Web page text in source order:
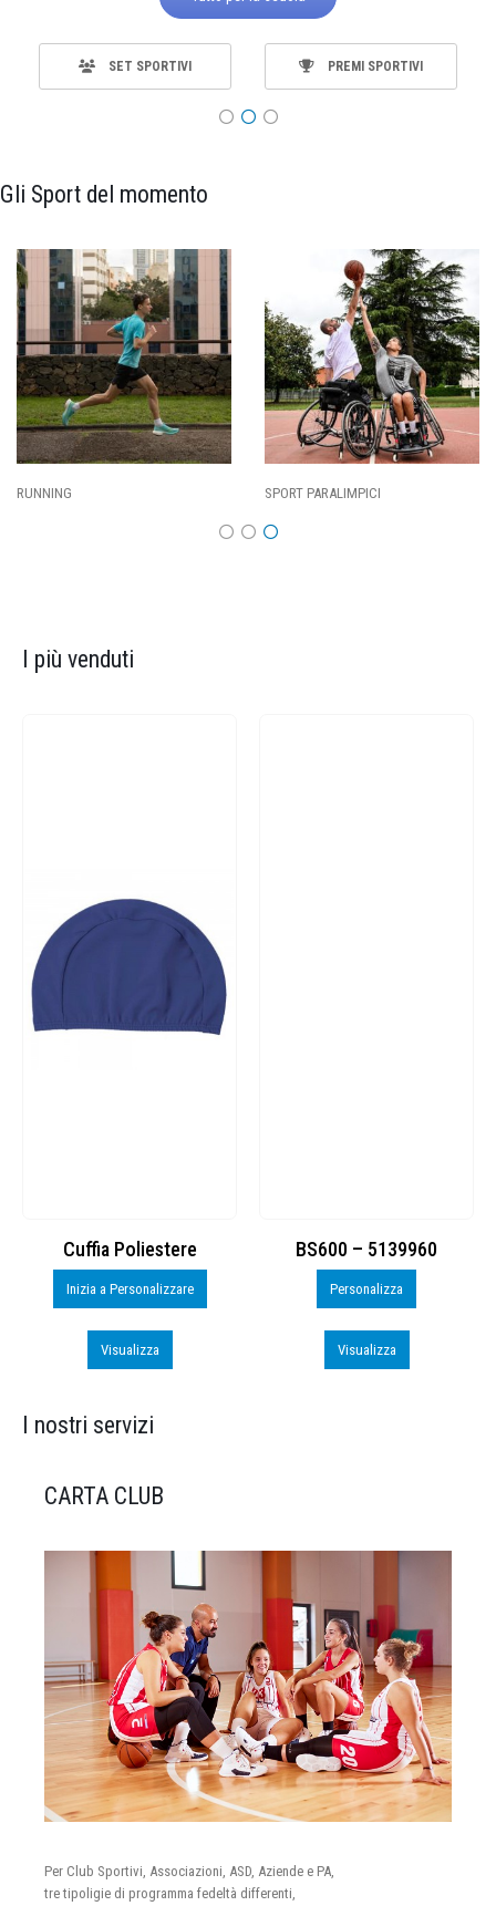
SET SPORTIVI PREMI SPORTIVI
Gli Sport del momento
SPORT PARALIMPICI
I più venduti
Cuffia Poliestere
Inizia a Personalizzare
Visualizza
BS600 – 5139960
Personalizza
Visualizza
I nostri servizi
CARTA CLUB
Per Club Sportivi, Associazioni, ASD, Aziende e PA,
tre tipoligie di programma fedeltà differenti,